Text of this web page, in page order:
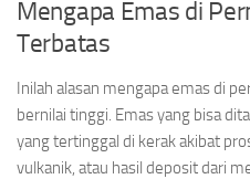
Mengapa Emas di
Terbatas
Inilah alasan mengapa emas di
bernilai tinggi. Emas yang bisa
yang tertinggal di kerak akibat
vulkanik, atau hasil deposit dari